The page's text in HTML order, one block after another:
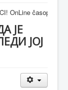
OnLine časopis
ЈЕ
ЈОЈ